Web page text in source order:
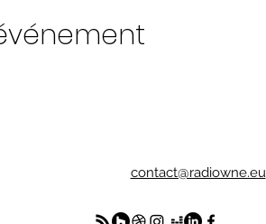
contact@radiowne.eu